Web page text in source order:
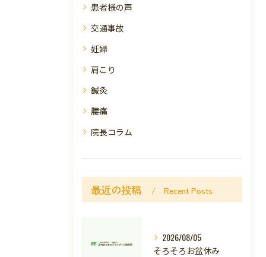
患者様の声
交通事故
妊婦
肩こり
鍼灸
腰痛
院長コラム
最近の投稿 Recent Posts
2026/08/05
そろそろお盆休み